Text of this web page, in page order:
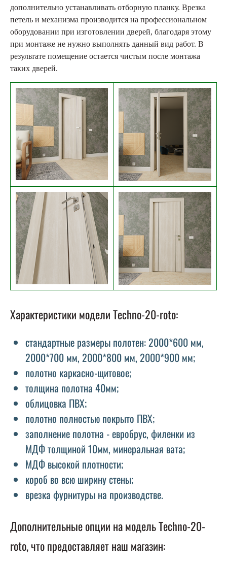
дополнительно устанавливать отборную планку. Врезка
петель и механизма производится на профессиональном
оборудовании при изготовлении дверей, благодаря этому
при монтаже не нужно выполнять данный вид работ. В
результате помещение остается чистым после монтажа
таких дверей.
Характеристики модели Techno-20-roto:
стандартные размеры полотен: 2000*600 мм,
2000*700 мм, 2000*800 мм, 2000*900 мм;
полотно каркасно-щитовое;
толщина полотна 40мм;
облицовка ПВХ;
полотно полностью покрыто ПВХ;
заполнение полотна - евробрус, филенки из
МДФ толщиной 10мм, минеральная вата;
МДФ высокой плотности;
короб во всю ширину стены;
врезка фурнитуры на производстве.
Дополнительные опции на модель Techno-20-
roto, что предоставляет наш магазин: